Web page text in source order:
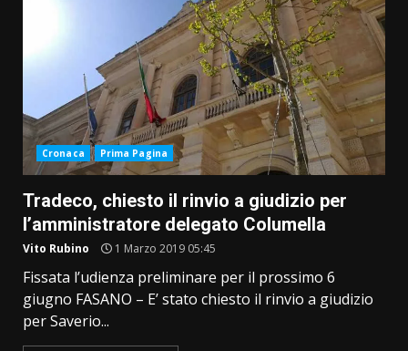
Cronaca Prima Pagina
Tradeco, chiesto il rinvio a giudizio per
l’amministratore delegato Columella
Vito Rubino 1 Marzo 2019 05:45
Fissata l’udienza preliminare per il prossimo 6
giugno FASANO – E’ stato chiesto il rinvio a giudizio
per Saverio...